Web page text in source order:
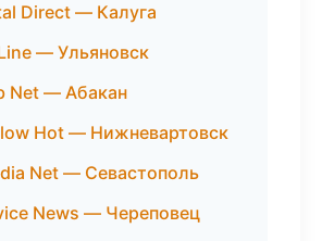
Direct — Калуга
— Ульяновск
Net — Абакан
Hot — Нижневартовск
Net — Севастополь
News — Череповец